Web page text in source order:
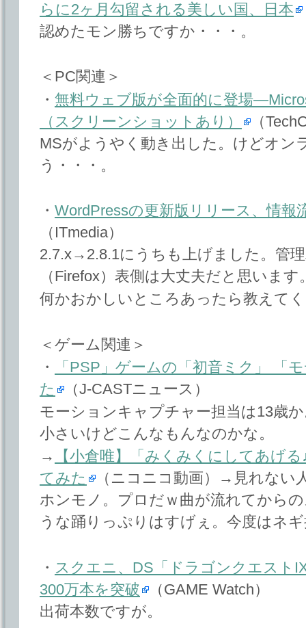
らに2ヶ月勾留される美しい国、日本
認めたモン勝ちですか・・・。
＜PC関連＞
・ 無料ウェブ版が全面的に登場
（スクリーンショットあり）
（
MSがようやく動き出した。けどオン
う・・・。
・ WordPressの更新版リリース、情報
（ITmedia）
2.7.x→2.8.1にうちも上げました。管
（Firefox）表側は大丈夫だと思います
何かおかしいところあったら教えて
＜ゲーム関連＞
・
「PSP」ゲームの「初音ミク」 「
た
（J-CASTニュース）
モーションキャプチャー担当は13歳
小さいけどこんなもんなのかな。
→
【小倉唯】「みくみくにしてあげ
てみた
（ニコニコ動画）→見れない
ホンモノ。プロだｗ曲が流れてから
うな踊りっぷりはすげぇ。今度はネ
・ スクエニ、DS「ドラゴンクエスト
300万本を突破
（GAME Watch）
出荷本数ですが。